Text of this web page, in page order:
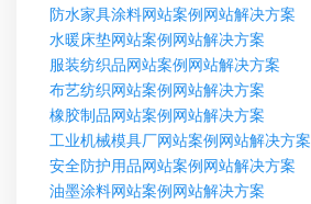
防水家具涂料网站案例网站解决方案
水暖床垫网站案例网站解决方案
服装纺织品网站案例网站解决方案
布艺纺织网站案例网站解决方案
橡胶制品网站案例网站解决方案
工业机械模具厂网站案例网站解决方案
安全防护用品网站案例网站解决方案
油墨涂料网站案例网站解决方案